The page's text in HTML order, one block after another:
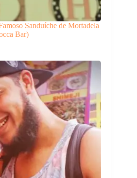
Sanduíche de Mortadela
Bar)